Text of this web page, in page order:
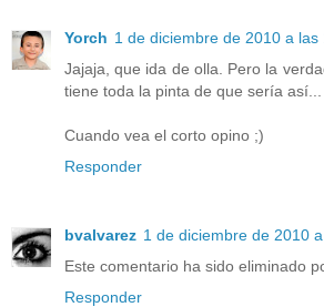
Yorch 1 de diciembre de 2010 a las
Jajaja, que ida de olla. Pero la
tiene toda la pinta de que sería así...
Cuando vea el corto opino ;)
Responder
bvalvarez 1 de diciembre de 2010
Este comentario ha sido eliminado
Responder